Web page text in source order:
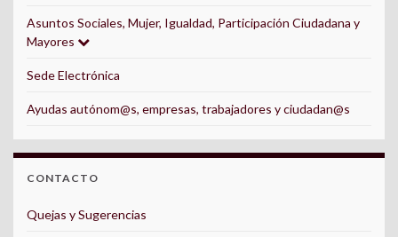
Asuntos Sociales, Mujer, Igualdad, Participación Ciudadana y
Mayores
Sede Electrónica
Ayudas autónom@s, empresas, trabajadores y ciudadan@s
CONTACTO
Quejas y Sugerencias